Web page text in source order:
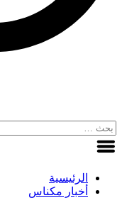
الرئيسية
أخبار مكناس